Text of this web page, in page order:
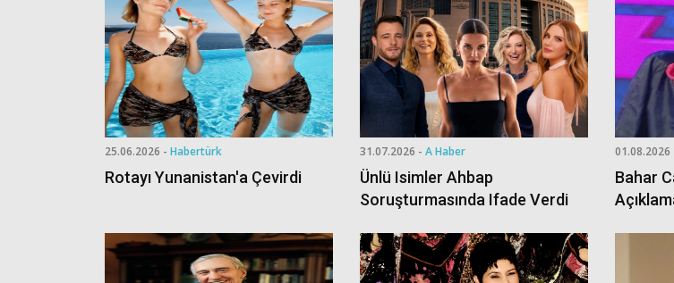
25.06.2026 - Habertürk
Rotayı Yunanistan'a Çevirdi
31.07.2026 - A Haber
Ünlü Isimler Ahbap
Soruşturmasında Ifade Verdi
01.08.2026
Bahar